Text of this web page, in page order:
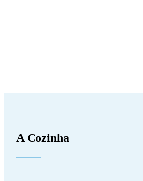
A Cozinha